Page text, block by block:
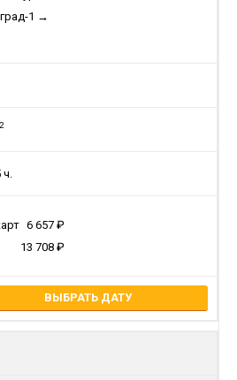
1 →
6 657
13 708
ВЫБРАТЬ ДАТУ